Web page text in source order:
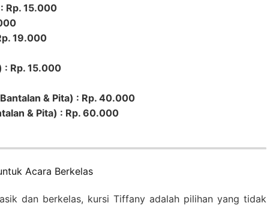
Rp. 15.000
19.000
: Rp. 15.000
& Pita) : Rp. 40.000
& Pita) : Rp. 60.000
Acara Berkelas
dan berkelas, kursi Tiffany adalah pilihan yang tidak